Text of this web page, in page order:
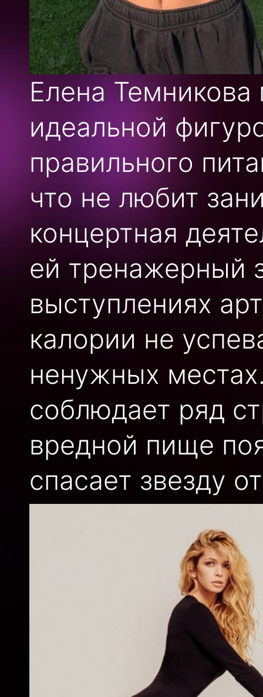
Елена Темникова
идеальной
правильного
что не любит
концертная
ей тренажерный
выступлениях
калории не
ненужных
соблюдает ряд
вредной пище
спасает звезду